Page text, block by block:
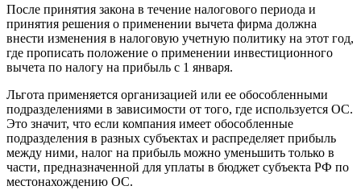
После принятия закона в течение налогового периода и
принятия решения о применении вычета фирма должна
внести изменения в налоговую учетную политику на этот год,
где прописать положение о применении инвестиционного
вычета по налогу на прибыль с 1 января.
Льгота применяется организацией или ее обособленными
подразделениями в зависимости от того, где используется ОС.
Это значит, что если компания имеет обособленные
подразделения в разных субъектах и распределяет прибыль
между ними, налог на прибыль можно уменьшить только в
части, предназначенной для уплаты в бюджет субъекта РФ по
местонахождению ОС.